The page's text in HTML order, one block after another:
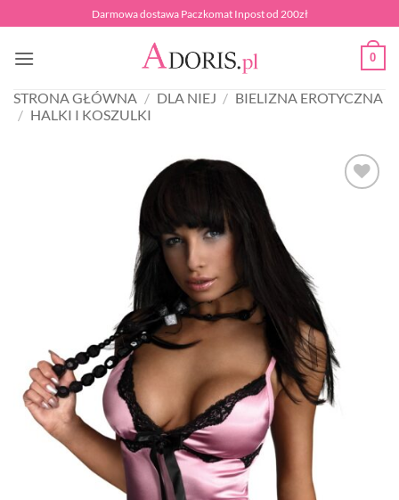
do
zawartości
Darmowa dostawa Paczkomat Inpost od 200zł
0
STRONA GŁÓWNA / DLA NIEJ / BIELIZNA EROTYCZNA
/ HALKI I KOSZULKI